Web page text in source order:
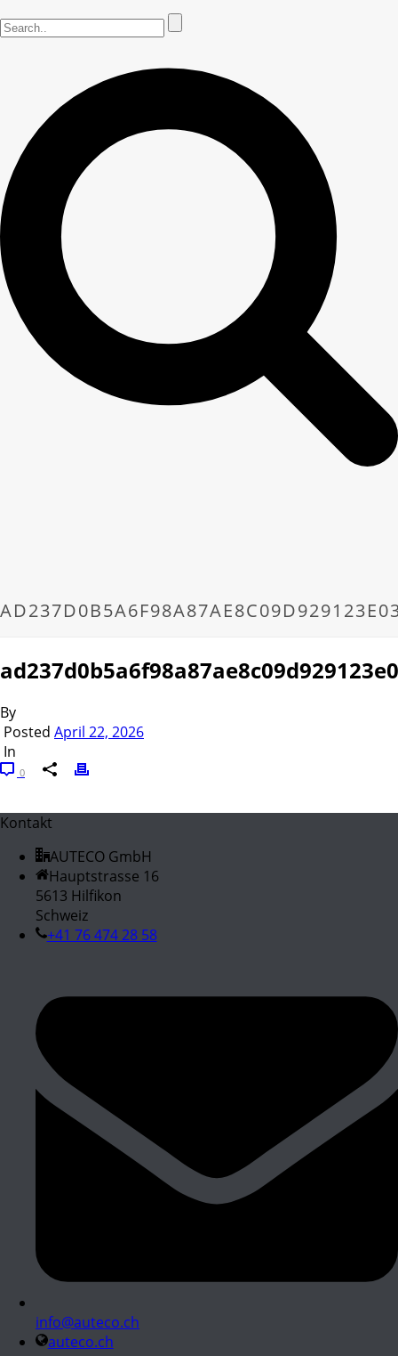
By
Posted April 22, 2026
In
0
Kontakt
AUTECO GmbH
Hauptstrasse 16
5613 Hilfikon
Schweiz
+41 76 474 28 58
info@auteco.ch
auteco.ch